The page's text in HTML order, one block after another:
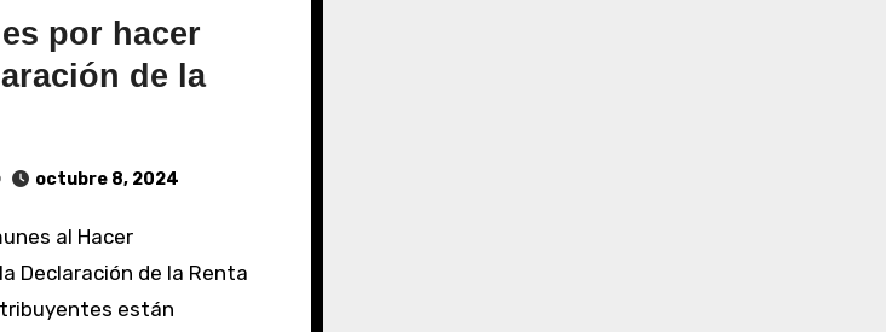
por hacer
de la
octubre 8, 2024
Declaración de la Renta
están